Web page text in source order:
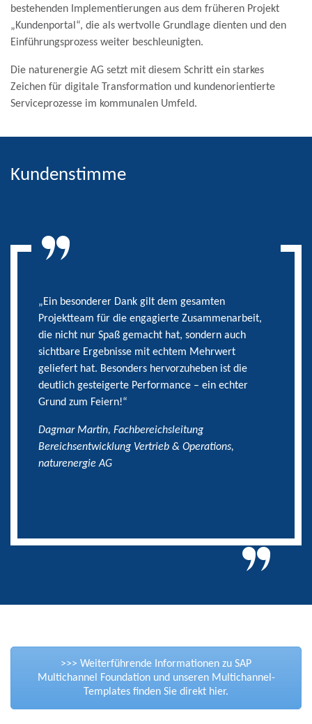
bestehenden Implementierungen aus dem früheren Projekt
„Kundenportal“, die als wertvolle Grundlage dienten und den
Einführungsprozess weiter beschleunigten.
Die naturenergie AG setzt mit diesem Schritt ein starkes
Zeichen für digitale Transformation und kundenorientierte
Serviceprozesse im kommunalen Umfeld.
Kundenstimme
„Ein besonderer Dank gilt dem gesamten
Projektteam für die engagierte Zusammenarbeit,
die nicht nur Spaß gemacht hat, sondern auch
sichtbare Ergebnisse mit echtem Mehrwert
geliefert hat. Besonders hervorzuheben ist die
deutlich gesteigerte Performance – ein echter
Grund zum Feiern!“
Dagmar Martin, Fachbereichsleitung
Bereichsentwicklung Vertrieb & Operations,
naturenergie AG
>>> Weiterführende Informationen zu SAP
Multichannel Foundation und unseren Multichannel-
Templates finden Sie direkt hier.